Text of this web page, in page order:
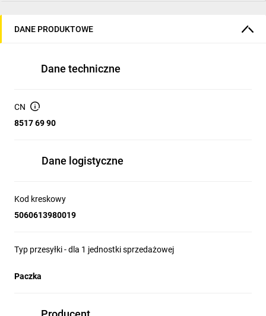
słuchowych.
wymagających bezpiecznej i komfortowej komunikacji, takich jak
Zintegrowana pętla indukcyjna - wsparcie dla osób z
aparatami słuchowymi
Szybka instalacja i intuicyjna obsługa
Estetyczne wykończenie - kolor czarny
Mikrofon wpuszczany z dwoma głośnikami dla klienta
DANE PRODUKTOWE
Dane techniczne
CN
8517 69 90
Dane logistyczne
Kod kreskowy
5060613980019
Typ przesyłki - dla 1 jednostki sprzedażowej
Paczka